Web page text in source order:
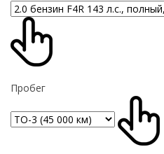
Пробег